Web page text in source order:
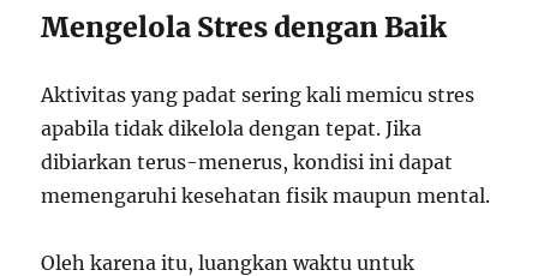
Mengelola Stres dengan Baik
Aktivitas yang padat sering kali memicu stres
apabila tidak dikelola dengan tepat. Jika
dibiarkan terus-menerus, kondisi ini dapat
memengaruhi kesehatan fisik maupun mental.
Oleh karena itu, luangkan waktu untuk